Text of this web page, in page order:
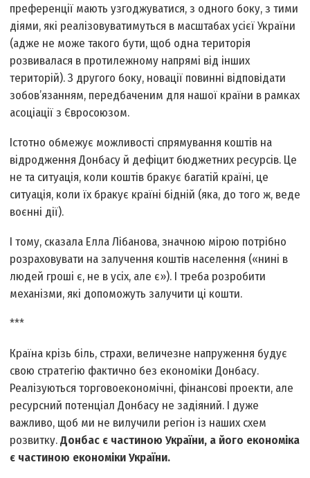
преференції мають узгоджуватися, з одного боку, з тими
діями, які реалізовуватимуться в масштабах усієї України
(адже не може такого бути, щоб одна територія
розвивалася в протилежному напрямі від інших
територій). З другого боку, новації повинні відповідати
зобов’язанням, передбаченим для нашої країни в рамках
асоціації з Євросоюзом.
Істотно обмежує можливості спрямування коштів на
відродження Донбасу й дефіцит бюджетних ресурсів. Це
не та ситуація, коли коштів бракує багатій країні, це
ситуація, коли їх бракує країні бідній (яка, до того ж, веде
воєнні дії).
І тому, сказала Елла Лібанова, значною мірою потрібно
розраховувати на залучення коштів населення («нині в
людей гроші є, не в усіх, але є»). І треба розробити
механізми, які допоможуть залучити ці кошти.
***
Країна крізь біль, страхи, величезне напруження будує
свою стратегію фактично без економіки Донбасу.
Реалізуються торгово­економічні, фінансові проекти, але
ресурсний потенціал Донбасу не задіяний. І дуже
важливо, щоб ми не вилучили регіон із наших схем
розвитку.Донбас є частиною України, а його економіка
є частиною економіки України.